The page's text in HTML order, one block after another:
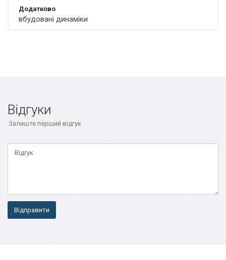
Додатково
вбудовані динаміки
Відгуки
Залиште перший відгук
Відправити